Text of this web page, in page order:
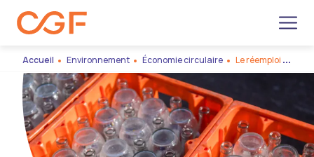
Accueil Environnement Économie circulaire Le réemploi des emballages